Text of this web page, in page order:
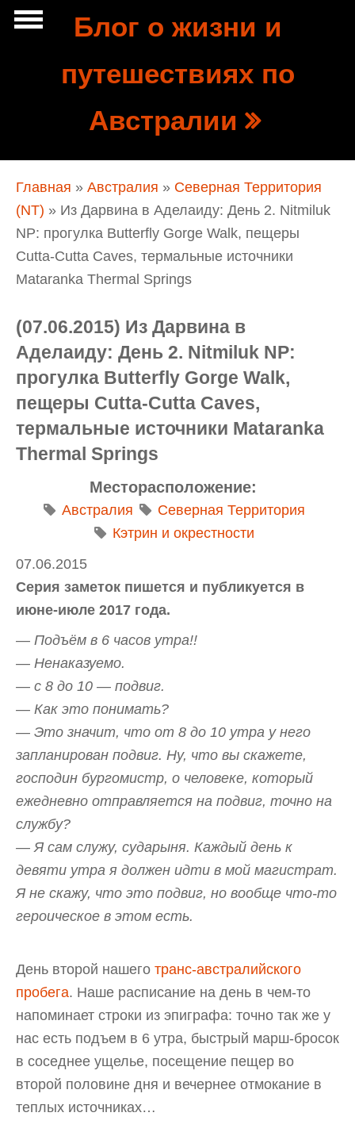
Перейти к основному содержанию
Блог о жизни и
путешествиях по
Австралии
Navigation
Вы здесь
Главная » Австралия » Северная Территория
(NT) » Из Дарвина в Аделаиду: День 2. Nitmiluk
NP: прогулка Butterfly Gorge Walk, пещеры
Cutta-Cutta Caves, термальные источники
Mataranka Thermal Springs
(07.06.2015) Из Дарвина в
Аделаиду: День 2. Nitmiluk NP:
прогулка Butterfly Gorge Walk,
пещеры Cutta-Cutta Caves,
термальные источники Mataranka
Thermal Springs
Месторасположение:
Австралия
Северная Территория
Кэтрин и окрестности
07.06.2015
Серия заметок пишется и публикуется в
июне-июле 2017 года.
— Подъём в 6 часов утра!!
— Ненаказуемо.
— с 8 до 10 — подвиг.
— Как это понимать?
— Это значит, что от 8 до 10 утра у него
запланирован подвиг. Ну, что вы скажете,
господин бургомистр, о человеке, который
ежедневно отправляется на подвиг, точно на
службу?
— Я сам служу, сударыня. Каждый день к
девяти утра я должен идти в мой магистрат.
Я не скажу, что это подвиг, но вообще что-то
героическое в этом есть.
День второй нашего транс-австралийского
пробега. Наше расписание на день в чем-то
напоминает строки из эпиграфа: точно так же у
нас есть подъем в 6 утра, быстрый марш-бросок
в соседнее ущелье, посещение пещер во
второй половине дня и вечернее отмокание в
теплых источниках…